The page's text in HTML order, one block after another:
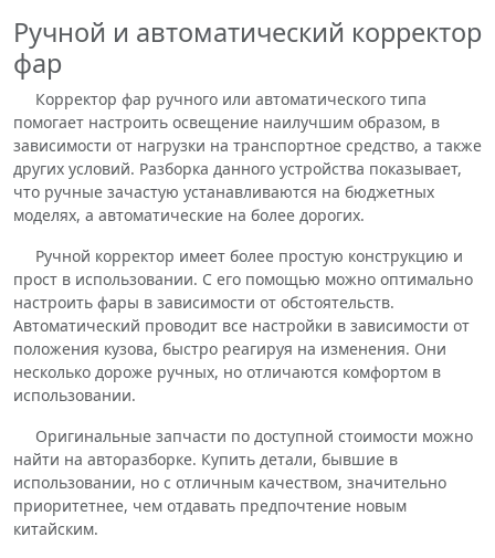
Ручной и автоматический корректор
фар
Корректор фар ручного или автоматического типа
помогает настроить освещение наилучшим образом, в
зависимости от нагрузки на транспортное средство, а также
других условий. Разборка данного устройства показывает,
что ручные зачастую устанавливаются на бюджетных
моделях, а автоматические на более дорогих.
Ручной корректор имеет более простую конструкцию и
прост в использовании. С его помощью можно оптимально
настроить фары в зависимости от обстоятельств.
Автоматический проводит все настройки в зависимости от
положения кузова, быстро реагируя на изменения. Они
несколько дороже ручных, но отличаются комфортом в
использовании.
Оригинальные запчасти по доступной стоимости можно
найти на авторазборке. Купить детали, бывшие в
использовании, но с отличным качеством, значительно
приоритетнее, чем отдавать предпочтение новым
китайским.